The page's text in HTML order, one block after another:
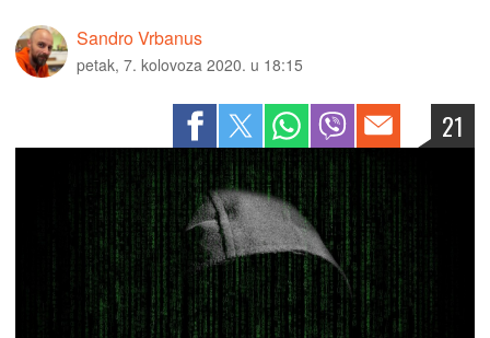
Sandro Vrbanus
petak, 7. kolovoza 2020. u 18:15
21